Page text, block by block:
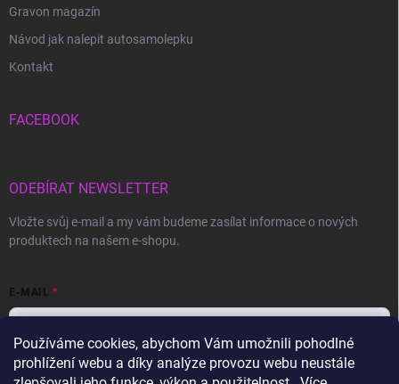
Používáme cookies, abychom Vám umožnili pohodlné
prohlížení webu a díky analýze provozu webu neustále
Gravon magazín
Návod jak nalepit autosamolepku
Kontakt
FACEBOOK
ODEBÍRAT NEWSLETTER
Vložte svůj e-mail a my vám budeme zasílat informace o nových
produktech na našem e-shopu.
E-MAIL
Vložením e-mailu souhlasíte spodmínkami ochrany osobních údajů